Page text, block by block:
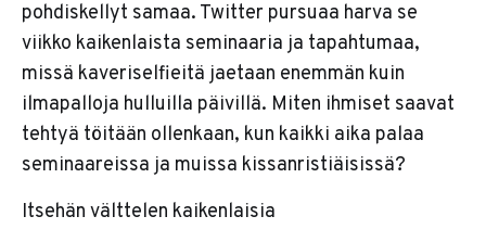
pohdiskellyt samaa. Twitter pursuaa harva se
viikko kaikenlaista seminaaria ja tapahtumaa,
missä kaveriselfieitä jaetaan enemmän kuin
ilmapalloja hulluilla päivillä. Miten ihmiset saavat
tehtyä töitään ollenkaan, kun kaikki aika palaa
seminaareissa ja muissa kissanristiäisissä?
Itsehän välttelen kaikenlaisia